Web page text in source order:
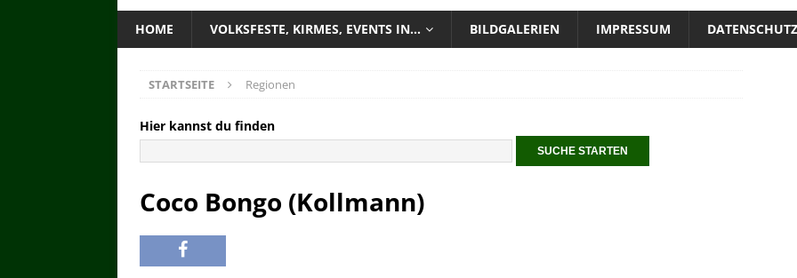
HOME VOLKSFESTE, KIRMES, EVENTS IN… BILDGALERIEN IMPRESSUM DATENSCHUTZ
STARTSEITE Regionen
Hier kannst du finden
Coco Bongo (Kollmann)